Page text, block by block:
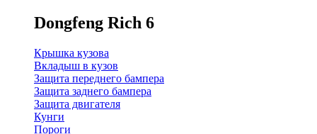
Dongfeng Rich 6
Крышка кузова
Вкладыш в кузов
Защита переднего бампера
Защита заднего бампера
Защита двигателя
Кунги
Пороги